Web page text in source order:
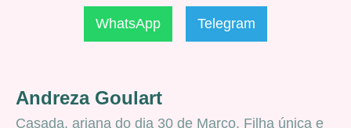
WhatsApp Telegram
Andreza Goulart
Casada, ariana do dia 30 de Março. Filha única e